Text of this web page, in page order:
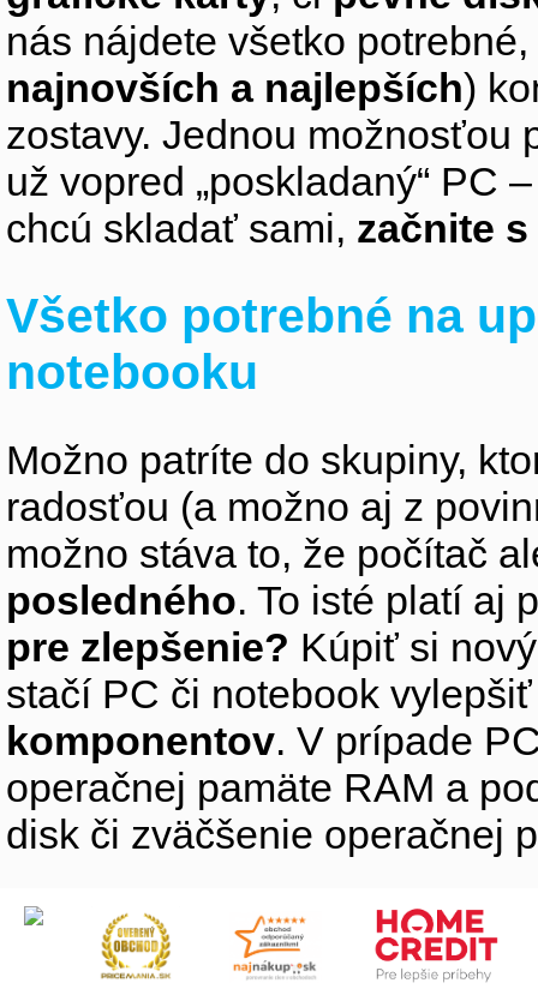
nás nájdete všetko
najnovších a najlepších)
zostavy. Jednou možnosťou
už vopred „poskladaný“ PC
chcú skladať sami, začnite
Všetko potrebné na
notebooku
Možno patríte do skupiny,
radosťou (a možno aj z
možno stáva to, že počítač
posledného. To isté platí aj
pre zlepšenie? Kúpiť si
stačí PC či notebook
komponentov. V prípade
operačnej pamäte RAM a
disk či zväčšenie operačnej